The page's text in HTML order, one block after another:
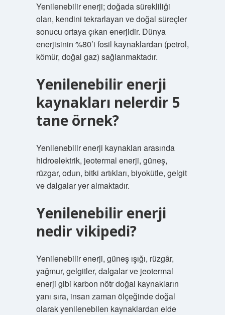
Yenilenebilir enerji; doğada sürekliliği
olan, kendini tekrarlayan ve doğal süreçler
sonucu ortaya çıkan enerjidir. Dünya
enerjisinin %80’i fosil kaynaklardan (petrol,
kömür, doğal gaz) sağlanmaktadır.
Yenilenebilir enerji
kaynakları nelerdir 5
tane örnek?
Yenilenebilir enerji kaynakları arasında
hidroelektrik, jeotermal enerji, güneş,
rüzgar, odun, bitki artıkları, biyokütle, gelgit
ve dalgalar yer almaktadır.
Yenilenebilir enerji
nedir vikipedi?
Yenilenebilir enerji, güneş ışığı, rüzgâr,
yağmur, gelgitler, dalgalar ve jeotermal
enerji gibi karbon nötr doğal kaynakların
yanı sıra, insan zaman ölçeğinde doğal
olarak yenilenebilen kaynaklardan elde